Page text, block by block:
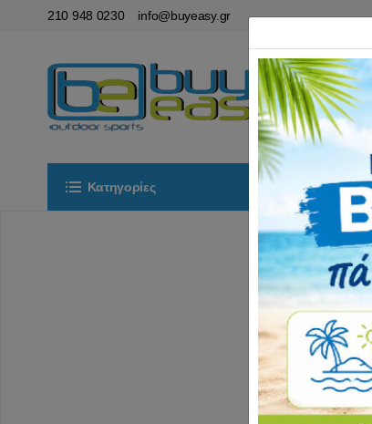
210 948 0230 info@buyeasy.gr
Κατηγορίες Αρχική